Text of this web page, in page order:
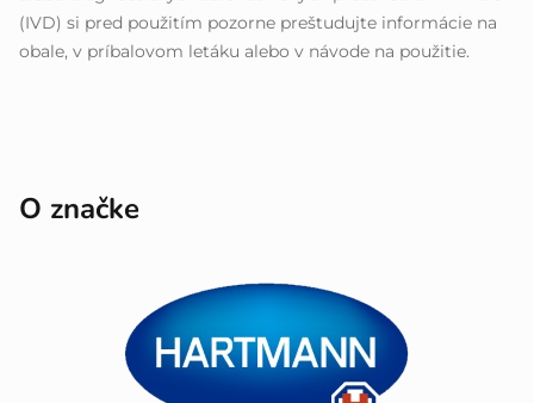
(IVD) si pred použitím pozorne preštudujte informácie na
obale, v príbalovom letáku alebo v návode na použitie.
O značke